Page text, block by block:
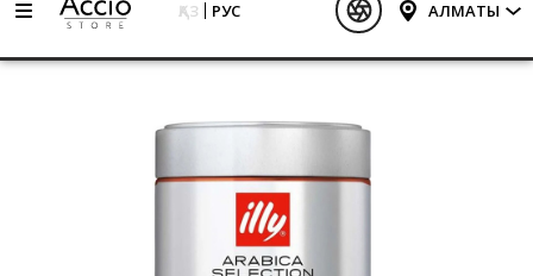
ҚАЗ РУС АЛМАТЫ